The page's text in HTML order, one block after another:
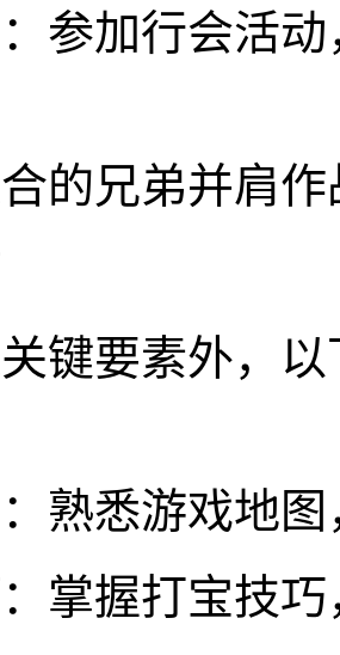
参加行会活
的兄弟并肩
键要素外，
熟悉游戏地
掌握打宝技